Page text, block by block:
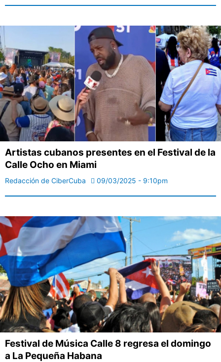
Artistas cubanos presentes en el Festival de la
Calle Ocho en Miami
Redacción de CiberCuba 09/03/2025 - 9:10pm
Festival de Música Calle 8 regresa el domingo
a La Pequeña Habana